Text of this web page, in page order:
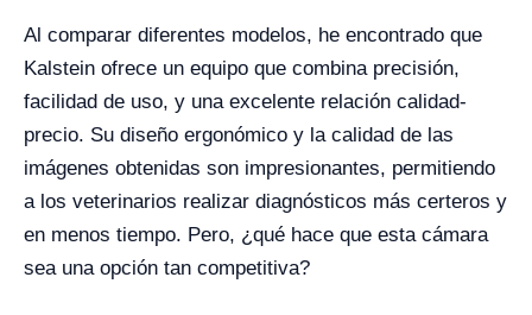
Al comparar diferentes modelos, he encontrado que
Kalstein ofrece un equipo que combina precisión,
facilidad de uso, y una excelente relación calidad-
precio. Su diseño ergonómico y la calidad de las
imágenes obtenidas son impresionantes, permitiendo
a los veterinarios realizar diagnósticos más certeros y
en menos tiempo. Pero, ¿qué hace que esta cámara
sea una opción tan competitiva?